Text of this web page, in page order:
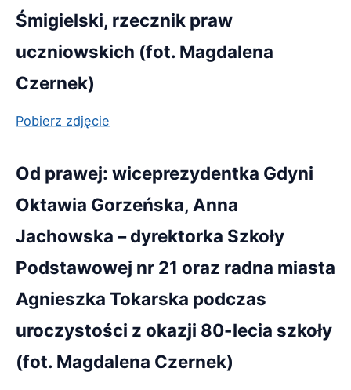
Śmigielski, rzecznik praw
uczniowskich (fot. Magdalena
Czernek)
Pobierz zdjęcie
Od prawej: wiceprezydentka Gdyni
Oktawia Gorzeńska, Anna
Jachowska – dyrektorka Szkoły
Podstawowej nr 21 oraz radna miasta
Agnieszka Tokarska podczas
uroczystości z okazji 80-lecia szkoły
(fot. Magdalena Czernek)